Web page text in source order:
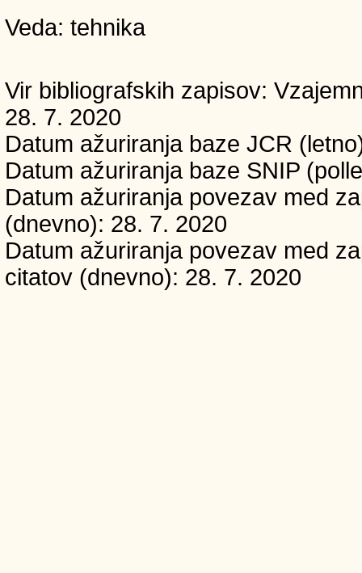
Veda: tehnika
Vir bibliografskih zapisov:
28. 7. 2020
Datum ažuriranja baze JCR
Datum ažuriranja baze SNIP
Datum ažuriranja povezav med
(dnevno): 28. 7. 2020
Datum ažuriranja povezav med
citatov (dnevno): 28. 7. 2020